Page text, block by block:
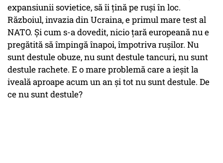
expansiunii sovietice, să îi țină pe ruși în loc.
Războiul, invazia din Ucraina, e primul mare test al
NATO. Și cum s-a dovedit, nicio țară europeană nu e
pregătită să împingă înapoi, împotriva rușilor. Nu
sunt destule obuze, nu sunt destule tancuri, nu sunt
destule rachete. E o mare problemă care a ieșit la
iveală aproape acum un an și tot nu sunt destule. De
ce nu sunt destule?